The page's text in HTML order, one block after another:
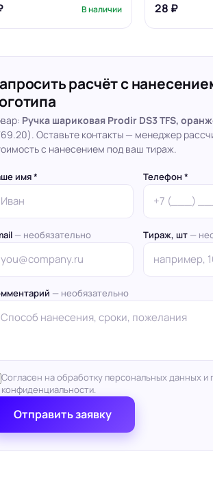
В наличии 28 ₽
расчёт с
Ручка шариковая Prodir DS3 TFS,
Оставьте контакты — менеджер
с нанесением под ваш тираж.
имя * Телефон *
— необязательно Тираж, шт —
— необязательно
Согласен на обработку персональных данных и
конфиденциальности.
Отправить заявку